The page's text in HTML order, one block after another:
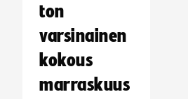
ton
varsinainen
kokous
marraskuus